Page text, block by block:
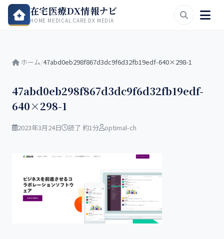
在宅医療DX情報ナビ
HOME MEDICAL CARE DX MEDIA
ホーム/47abd0eb298f867d3dc9f6d32fb19edf-640×298-1
47abd0eb298f867d3dc9f6d32fb19edf-
640×298-1
2023年3月24日 読了 約1分 optimal-ch